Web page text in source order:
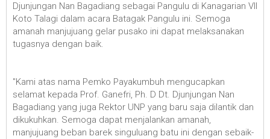
Djunjungan Nan Bagadiang sebagai Pangulu di Kanagarian VII
Koto Talagi dalam acara Batagak Pangulu ini. Semoga
amanah manjujuang gelar pusako ini dapat melaksanakan
tugasnya dengan baik.
"Kami atas nama Pemko Payakumbuh mengucapkan
selamat kepada Prof. Ganefri, Ph. D Dt. Djunjungan Nan
Bagadiang yang juga Rektor UNP yang baru saja dilantik dan
dikukuhkan. Semoga dapat menjalankan amanah,
manjujuang beban barek singuluang batu ini dengan sebaik-